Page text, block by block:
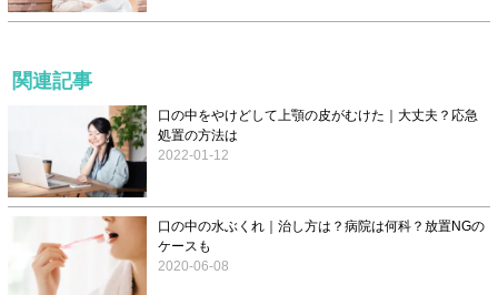
関連記事
口の中をやけどして上顎の皮がむけた｜大丈夫？応急
処置の方法は
2022-01-12
口の中の水ぶくれ｜治し方は？病院は何科？放置NGの
ケースも
2020-06-08